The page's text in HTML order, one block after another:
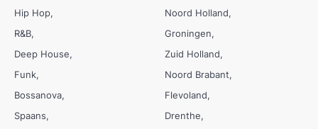
Hip Hop
R&B
Deep House
Funk
Bossanova
Spaans
Noord Holland
Groningen
Zuid Holland
Noord Brabant
Flevoland
Drenthe